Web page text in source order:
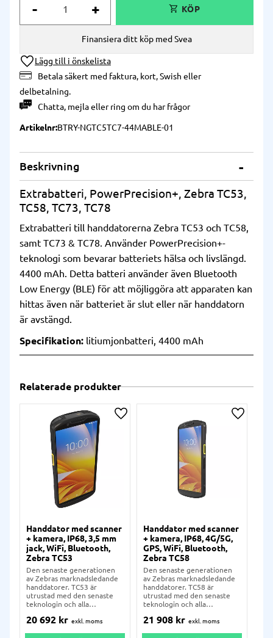
+
-
Lägg till i önskelista
Betala säkert med faktura, kort, Swish eller
delbetalning.
Chatta, mejlaellerring om du har frågor
Finansiera ditt köp med Svea
Artikelnr BTRY-NGTC5TC7-44MABLE-01
Beskrivning
Extrabatteri, PowerPrecision+, Zebra TC53,
TC58, TC73, TC78
Extrabatteri till handdatorerna Zebra TC53 och TC58,
samt TC73 & TC78. Använder PowerPrecision+-
teknologi som bevarar batteriets hälsa och livslängd.
4400 mAh. Detta batteri använder även Bluetooth
Low Energy (BLE) för att möjliggöra att apparaten kan
hittas även när batteriet är slut eller när handdatorn
är avstängd.
Specifikation: litiumjonbatteri, 4400 mAh
Relaterade produkter
Handdator med scanner
+ kamera, IP68, 3,5 mm
jack, WiFi, Bluetooth,
Zebra TC53
Den senaste generationen
av Zebras marknadsledande
handdatorer. TC53 är
utrustad med den senaste
teknologin och alla
det dagliga arbetet: fram-
20 692 kr
Lägg till i önskelista
Handdator med scanner
+ kamera, IP68, 4G/5G,
GPS, WiFi, Bluetooth,
Zebra TC58
Den senaste generationen
av Zebras marknadsledande
handdatorer. TC58 är
utrustad med den senaste
teknologin och alla
det dagliga arbetet: plats för
21 908 kr
Lägg till